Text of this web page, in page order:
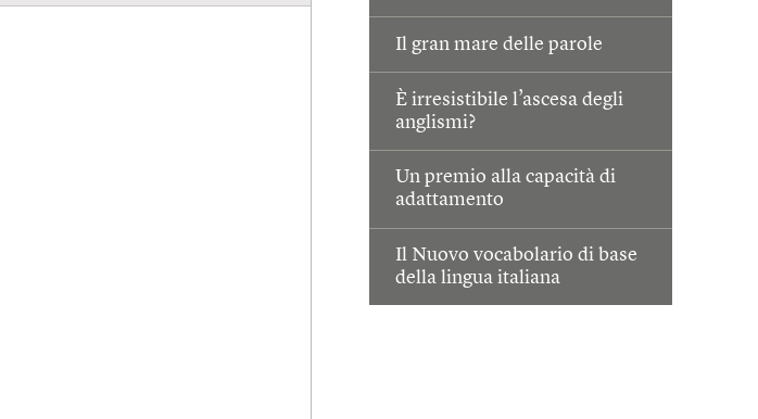
Il gran mare delle parole
È irresistibile l’ascesa degli
anglismi?
Un premio alla capacità di
adattamento
Il Nuovo vocabolario di base
della lingua italiana